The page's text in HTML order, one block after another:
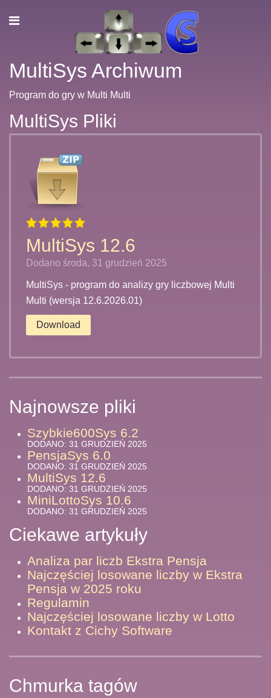
MultiSys Archiwum
Program do gry w Multi Multi
MultiSys Pliki
MultiSys 12.6
Dodano środa, 31 grudzień 2025
MultiSys - program do analizy gry liczbowej Multi
Multi (wersja 12.6.2026.01)
Download
Najnowsze pliki
Szybkie600Sys 6.2
DODANO: 31 GRUDZIEŃ 2025
PensjaSys 6.0
DODANO: 31 GRUDZIEŃ 2025
MultiSys 12.6
DODANO: 31 GRUDZIEŃ 2025
MiniLottoSys 10.6
DODANO: 31 GRUDZIEŃ 2025
Ciekawe artykuły
Analiza par liczb Ekstra Pensja
Najczęściej losowane liczby w Ekstra
Pensja w 2025 roku
Regulamin
Najczęściej losowane liczby w Lotto
Kontakt z Cichy Software
Chmurka tagów